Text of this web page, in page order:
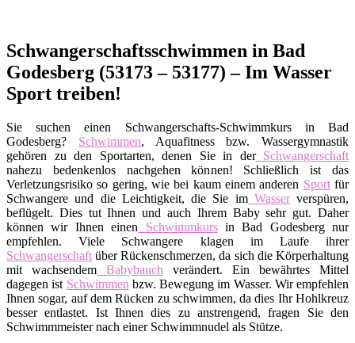
Schwangerschaftsschwimmen in Bad
Godesberg (53173 – 53177) – Im Wasser
Sport treiben!
Sie suchen einen Schwangerschafts-Schwimmkurs in Bad
Godesberg? Schwimmen, Aquafitness bzw. Wassergymnastik
gehören zu den Sportarten, denen Sie in derSchwangerschaft
nahezu bedenkenlos nachgehen können! Schließlich ist das
Verletzungsrisiko so gering, wie bei kaum einem anderen Sportfür
Schwangere und die Leichtigkeit, die Sie imWasserverspüren,
beflügelt. Dies tut Ihnen und auch Ihrem Baby sehr gut. Daher
können wir Ihnen einen Schwimmkursin Bad Godesberg nur
empfehlen. Viele Schwangere klagen im Laufe ihrer
Schwangerschaft über Rückenschmerzen, da sich die Körperhaltung
mit wachsendem Babybauch verändert. Ein bewährtes Mittel
dagegen ist Schwimmen bzw. Bewegung im Wasser. Wir empfehlen
Ihnen sogar, auf dem Rücken zu schwimmen, da dies Ihr Hohlkreuz
besser entlastet. Ist Ihnen dies zu anstrengend, fragen Sie den
Schwimmmeister nach einer Schwimmnudel als Stütze.